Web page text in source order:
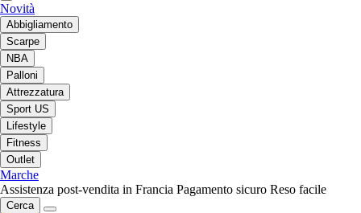
Novità
Abbigliamento
Scarpe
NBA
Palloni
Attrezzatura
Sport US
Lifestyle
Fitness
Outlet
Marche
Assistenza post-vendita in Francia Pagamento sicuro Reso facile
Cerca